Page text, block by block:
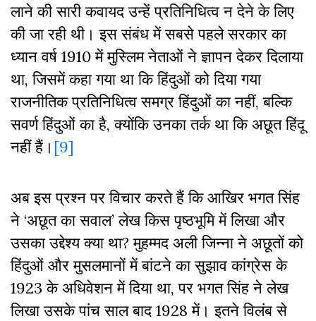
लाने की सारी कवायद उन्हें प्रतिनिधित्व न देने के लिए
की जा रही थी। इस संबंध में सबसे पहले सरकार का
ध्यान वर्ष 1910 में मुस्लिम नेताओं ने ज्ञापन देकर दिलाया
था, जिसमें कहा गया था कि हिंदुओं को दिया गया
राजनीतिक प्रतिनिधित्व समग्र हिंदुओं का नहीं, बल्कि
सवर्ण हिंदुओं का है, क्योंकि उनका तर्क था कि अछूत हिंदू
नहीं हैं। [9]
अब इस प्रश्न पर विचार करते हैं कि आखिर भगत सिंह
ने ‘अछूत का सवाल’ लेख किस पृष्ठभूमि में लिखा और
उसका उद्देश्य क्या था? मुहम्मद अली जिन्ना ने अछूतों को
हिंदुओं और मुसलमानों में बांटने का सुझाव कांग्रेस के
1923 के अधिवेशन में दिया था, पर भगत सिंह ने लेख
लिखा उसके पांच साल बाद 1928 में। इतने विलंब से